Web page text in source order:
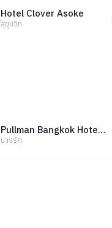
Hotel Clover Asoke
สุขุมวิท
Pullman Bangkok Hotel G
บางรัก